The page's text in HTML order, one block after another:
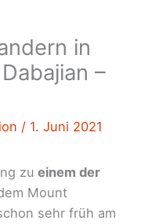
in
–
/ 1. Juni 2021
zu einem der
Mount
sehr früh am